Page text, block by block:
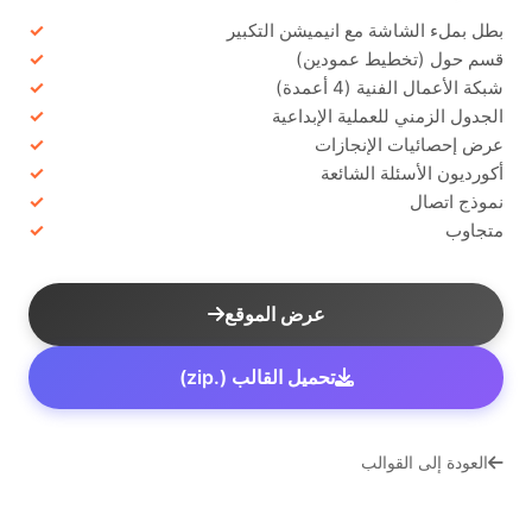
بطل بملء الشاشة مع انيميشن التكبير
قسم حول (تخطيط عمودين)
شبكة الأعمال الفنية (4 أعمدة)
الجدول الزمني للعملية الإبداعية
عرض إحصائيات الإنجازات
أكورديون الأسئلة الشائعة
نموذج اتصال
متجاوب
عرض الموقع
تحميل القالب (.zip)
العودة إلى القوالب